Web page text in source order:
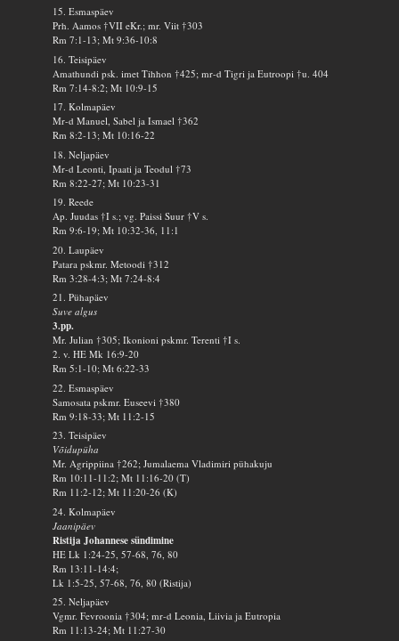
15. Esmaspäev
Prh. Aamos †VII eKr.; mr. Viit †303
Rm 7:1-13; Mt 9:36-10:8
16. Teisipäev
Amathundi psk. imet Tihhon †425; mr-d Tigri ja Eutroopi †u. 404
Rm 7:14-8:2; Mt 10:9-15
17. Kolmapäev
Mr-d Manuel, Sabel ja Ismael †362
Rm 8:2-13; Mt 10:16-22
18. Neljapäev
Mr-d Leonti, Ipaati ja Teodul †73
Rm 8:22-27; Mt 10:23-31
19. Reede
Ap. Juudas †I s.; vg. Paissi Suur †V s.
Rm 9:6-19; Mt 10:32-36, 11:1
20. Laupäev
Patara pskmr. Metoodi †312
Rm 3:28-4:3; Mt 7:24-8:4
21. Pühapäev
Suve algus
3.pp.
Mr. Julian †305; Ikonioni pskmr. Terenti †I s.
2. v. HE Mk 16:9-20
Rm 5:1-10; Mt 6:22-33
22. Esmaspäev
Samosata pskmr. Euseevi †380
Rm 9:18-33; Mt 11:2-15
23. Teisipäev
Võidupüha
Mr. Agrippiina †262; Jumalaema Vladimiri pühakuju
Rm 10:11-11:2; Mt 11:16-20 (T)
Rm 11:2-12; Mt 11:20-26 (K)
24. Kolmapäev
Jaanipäev
Ristija Johannese sündimine
HE Lk 1:24-25, 57-68, 76, 80
Rm 13:11-14:4;
Lk 1:5-25, 57-68, 76, 80 (Ristija)
25. Neljapäev
Vgmr. Fevroonia †304; mr-d Leonia, Liivia ja Eutropia
Rm 11:13-24; Mt 11:27-30